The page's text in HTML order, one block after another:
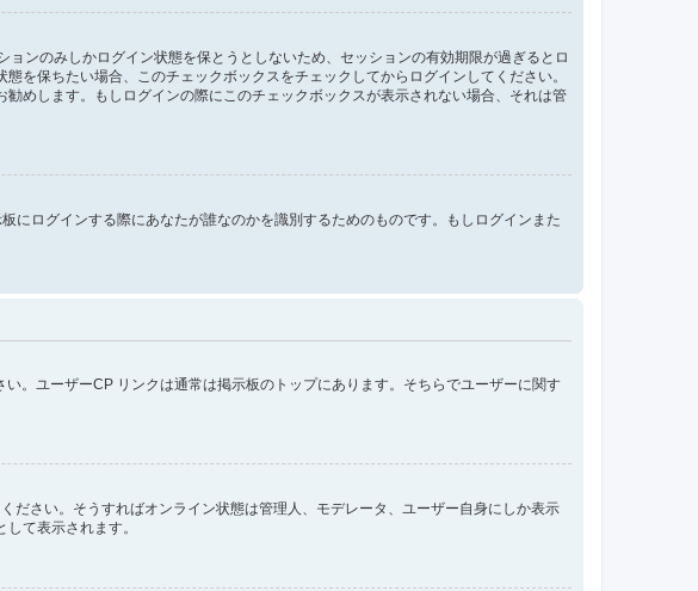
ンのみしかログイン状態を保とうとしないため、セッションの有効期限が過ぎるとロ
を保ちたい場合、このチェックボックスをチェックしてからログインしてください。
めします。もしログインの際にこのチェックボックスが表示されない場合、それは管
にログインする際にあなたが誰なのかを識別するためのものです。もしログインまた
。ユーザーCP リンクは通常は掲示板のトップにあります。そちらでユーザーに関す
ださい。そうすればオンライン状態は管理人、モデレータ、ユーザー自身にしか表示
て表示されます。